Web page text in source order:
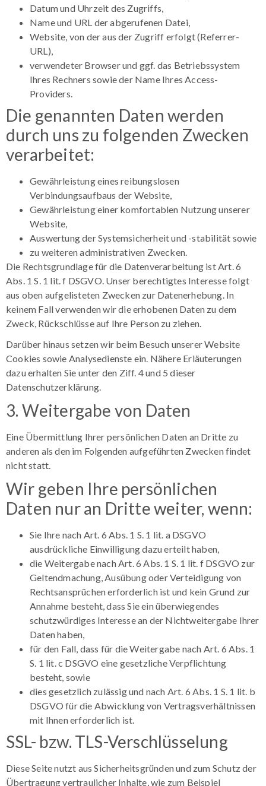
Datum und Uhrzeit des Zugriffs,
Name und URL der abgerufenen Datei,
Website, von der aus der Zugriff erfolgt (Referrer-
URL),
verwendeter Browser und ggf. das Betriebssystem
Ihres Rechners sowie der Name Ihres Access-
Providers.
Die genannten Daten werden
durch uns zu folgenden Zwecken
verarbeitet:
Gewährleistung eines reibungslosen
Verbindungsaufbaus der Website,
Gewährleistung einer komfortablen Nutzung unserer
Website,
Auswertung der Systemsicherheit und -stabilität sowie
zu weiteren administrativen Zwecken.
Die Rechtsgrundlage für die Datenverarbeitung ist Art. 6
Abs. 1 S. 1 lit. f DSGVO. Unser berechtigtes Interesse folgt
aus oben aufgelisteten Zwecken zur Datenerhebung. In
keinem Fall verwenden wir die erhobenen Daten zu dem
Zweck, Rückschlüsse auf Ihre Person zu ziehen.
Darüber hinaus setzen wir beim Besuch unserer Website
Cookies sowie Analysedienste ein. Nähere Erläuterungen
dazu erhalten Sie unter den Ziff. 4 und 5 dieser
Datenschutzerklärung.
3. Weitergabe von Daten
Eine Übermittlung Ihrer persönlichen Daten an Dritte zu
anderen als den im Folgenden aufgeführten Zwecken findet
nicht statt.
Wir geben Ihre persönlichen
Daten nur an Dritte weiter, wenn:
Sie Ihre nach Art. 6 Abs. 1 S. 1 lit. a DSGVO
ausdrückliche Einwilligung dazu erteilt haben,
die Weitergabe nach Art. 6 Abs. 1 S. 1 lit. f DSGVO zur
Geltendmachung, Ausübung oder Verteidigung von
Rechtsansprüchen erforderlich ist und kein Grund zur
Annahme besteht, dass Sie ein überwiegendes
schutzwürdiges Interesse an der Nichtweitergabe Ihrer
Daten haben,
für den Fall, dass für die Weitergabe nach Art. 6 Abs. 1
S. 1 lit. c DSGVO eine gesetzliche Verpflichtung
besteht, sowie
dies gesetzlich zulässig und nach Art. 6 Abs. 1 S. 1 lit. b
DSGVO für die Abwicklung von Vertragsverhältnissen
mit Ihnen erforderlich ist.
SSL- bzw. TLS-Verschlüsselung
Diese Seite nutzt aus Sicherheitsgründen und zum Schutz der
Übertragung vertraulicher Inhalte, wie zum Beispiel